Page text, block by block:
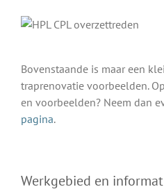
Bovenstaande is maar een
traprenovatie voorbeelden.
en voorbeelden? Neem dan
pagina.
Werkgebied en